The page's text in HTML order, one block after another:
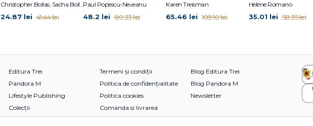
Christopher Bollas, Sacha Bollas
24.87 lei 41.44 lei
Paul Popescu-Neveanu
48.2 lei 80.33 lei
Karen Treisman
65.46 lei 109.10 lei
Hélène Romano
35.01 lei 58.35 lei
Editura Trei
Pandora M
Lifestyle Publishing
Colecții
Termeni și condiții
Politica de confidențialitate
Politica cookies
Comanda si livrarea
Blog Editura Trei
Blog Pandora M
Newsletter